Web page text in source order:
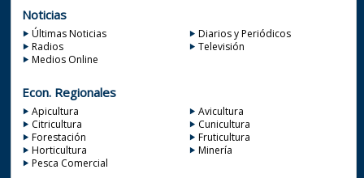
Noticias
Últimas Noticias
Diarios y Periódicos
Radios
Televisión
Medios Online
Econ. Regionales
Apicultura
Avicultura
Citricultura
Cunicultura
Forestación
Fruticultura
Horticultura
Minería
Pesca Comercial